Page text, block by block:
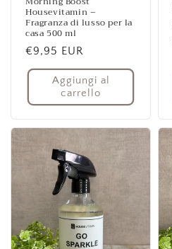
Housevitamin –
Fragranza di lusso per la
casa 500 ml
Prezzo
di
listino
€9,95 EUR
Aggiungi al
carrello